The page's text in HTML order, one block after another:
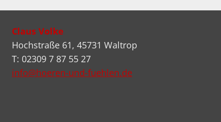
Claus Volke
Hochstraße 61, 45731 Waltrop
T: 02309 7 87 55 27
info@hoeren-und-fuehlen.de